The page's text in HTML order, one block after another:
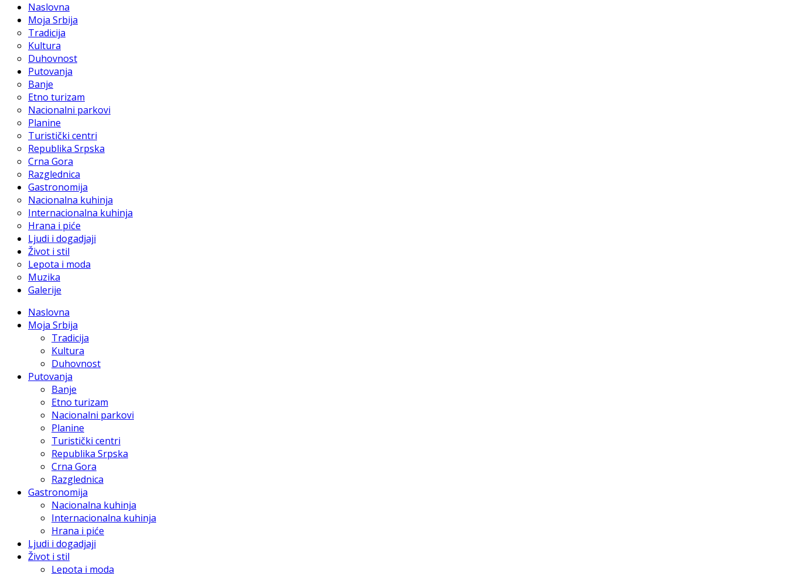
Naslovna
Moja Srbija
Tradicija
Kultura
Duhovnost
Putovanja
Banje
Etno turizam
Nacionalni parkovi
Planine
Turistički centri
Republika Srpska
Crna Gora
Razglednica
Gastronomija
Nacionalna kuhinja
Internacionalna kuhinja
Hrana i piće
Ljudi i dogadjaji
Život i stil
Lepota i moda
Muzika
Galerije
Naslovna
Moja Srbija
Tradicija
Kultura
Duhovnost
Putovanja
Banje
Etno turizam
Nacionalni parkovi
Planine
Turistički centri
Republika Srpska
Crna Gora
Razglednica
Gastronomija
Nacionalna kuhinja
Internacionalna kuhinja
Hrana i piće
Ljudi i dogadjaji
Život i stil
Lepota i moda